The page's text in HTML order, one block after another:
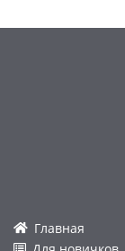
Главная